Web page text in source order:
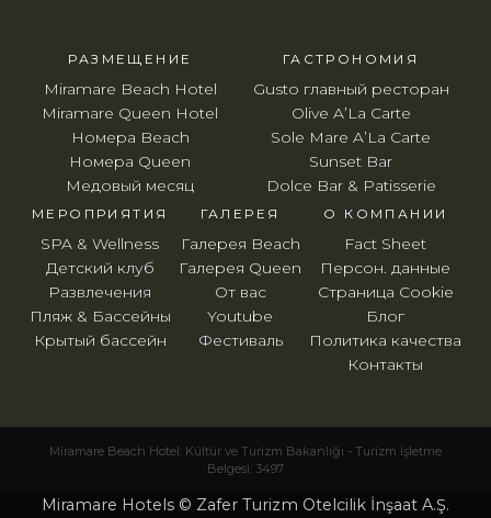
РАЗМЕЩЕНИЕ
Miramare Beach Hotel
Miramare Queen Hotel
Номера Beach
Номера Queen
Медовый месяц
ГАСТРОНОМИЯ
Gusto главный ресторан
Olive A’La Carte
Sole Mare A’La Carte
Sunset Bar
Dolce Bar & Patisserie
МЕРОПРИЯТИЯ
SPA & Wellness
Детский клуб
Развлечения
Пляж & Бассейны
Крытый бассейн
O КОМПАНИИ
Fact Sheet
Персон. данные
Страница Cookie
Блог
Политика качества
Контакты
ГАЛЕРЕЯ
Галерея Beach
Галерея Queen
От вас
Youtube
Фестиваль
Miramare Beach Hotel: Kültür ve Turizm Bakanlığı - Turizm İşletme
Belgesi: 3497
Miramare Hotels © Zafer Turizm Otelcilik İnşaat A.Ş.